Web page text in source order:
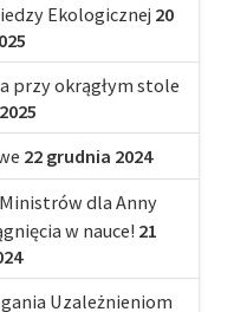
Ekologicznej 20
przy okrągłym stole
22 grudnia 2024
dla Anny
w nauce! 21
Uzależnieniom